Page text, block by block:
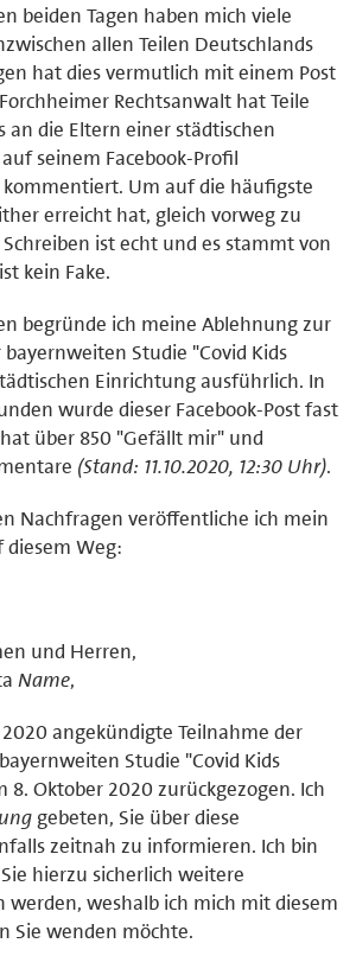
beiden Tagen haben mich viele
allen Teilen Deutschlands
hat dies vermutlich mit einem Post
Rechtsanwalt hat Teile
an die Eltern einer städtischen
seinem Facebook-Profil
Um auf die häufigste
erreicht hat, gleich vorweg zu
ist echt und es stammt von
kein Fake.
begründe ich meine Ablehnung zur
Studie "Covid Kids
Einrichtung ausführlich. In
wurde dieser Facebook-Post fast
über 850 "Gefällt mir" und
(Stand: 11.10.2020, 12:30 Uhr).
Nachfragen veröffentliche ich mein
diesem Weg:
und Herren,
Name,
angekündigte Teilnahme der
Studie "Covid Kids
8. Oktober 2020 zurückgezogen. Ich
gebeten, Sie über diese
zeitnah zu informieren. Ich bin
hierzu sicherlich weitere
werden, weshalb ich mich mit diesem
Sie wenden möchte.